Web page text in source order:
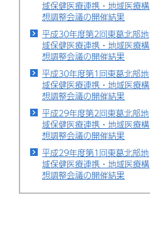
域保健医療連携・地域医療構
想調整会議の開催結果
平成30年度第2回東葛北部地
域保健医療連携・地域医療構
想調整会議の開催結果
平成30年度第1回東葛北部地
域保健医療連携・地域医療構
想調整会議の開催結果
平成29年度第2回東葛北部地
域保健医療連携・地域医療構
想調整会議の開催結果
平成29年度第1回東葛北部地
域保健医療連携・地域医療構
想調整会議の開催結果